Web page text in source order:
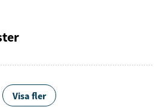
Visa fler